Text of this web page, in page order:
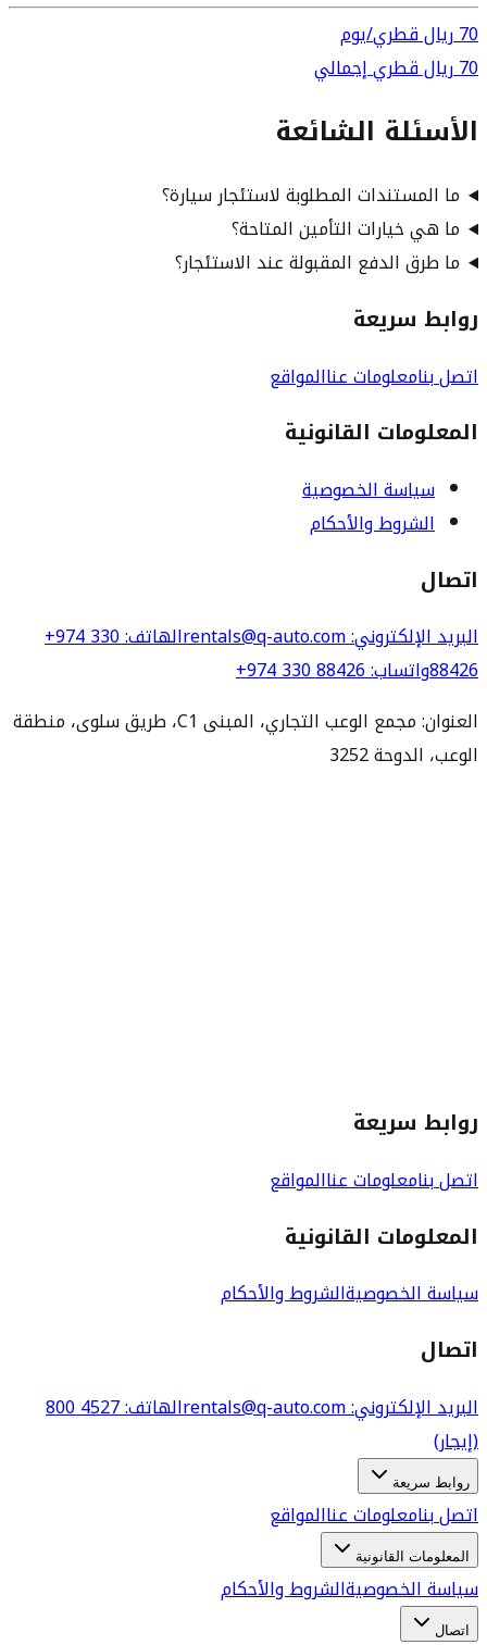
70ريال قطري/يوم
70ريال قطريإجمالي
الأسئلة الشائعة
ما المستندات المطلوبة لاستئجار سيارة؟
ما هي خيارات التأمين المتاحة؟
ما طرق الدفع المقبولة عند الاستئجار؟
روابط سريعة
اتصل بنامعلومات عناالمواقع
المعلومات القانونية
سياسة الخصوصية
الشروط والأحكام
اتصال
البريد الإلكتروني: rentals@q-auto.com الهاتف:
+974 330
88426واتساب:
+974 330 88426
العنوان: مجمع الوعب التجاري، المبنى C1، طريق سلوى، منطقة
الوعب، الدوحة 3252
روابط سريعة
اتصل بنامعلومات عناالمواقع
المعلومات القانونية
سياسة الخصوصيةالشروط والأحكام
اتصال
البريد الإلكتروني: rentals@q-auto.com الهاتف:
800 4527
(إيجار)
روابط سريعة
اتصل بنامعلومات عناالمواقع
المعلومات القانونية
سياسة الخصوصيةالشروط والأحكام
اتصال